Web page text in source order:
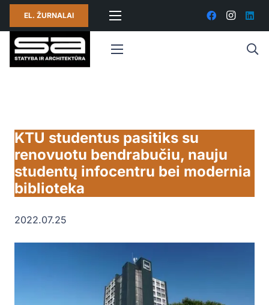
EL. ŽURNALAI
KTU studentus pasitiks su
renovuotu bendrabučiu, nauju
studentų infocentru bei modernia
biblioteka
2022.07.25